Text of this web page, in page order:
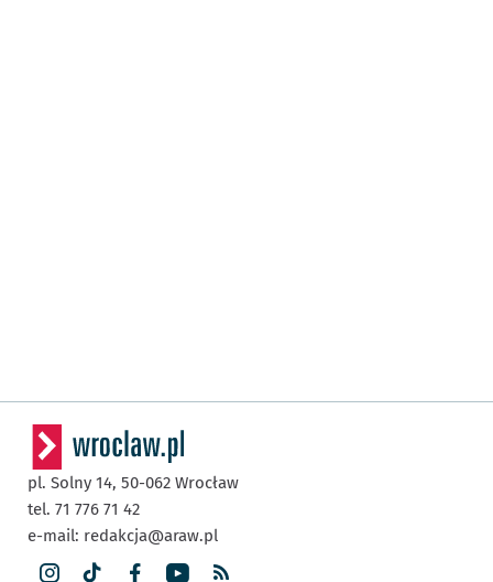
pl. Solny 14, 50-062 Wrocław
tel. 71 776 71 42
e-mail: redakcja@araw.pl